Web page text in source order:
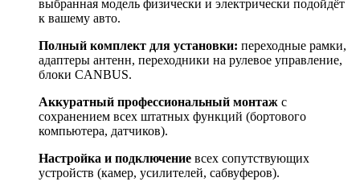
выбранная модель физически и электрически подойдёт
к вашему авто.
Полный комплект для установки: переходные рамки,
адаптеры антенн, переходники на рулевое управление,
блоки CANBUS.
Аккуратный профессиональный монтаж с
сохранением всех штатных функций (бортового
компьютера, датчиков).
Настройка и подключение всех сопутствующих
устройств (камер, усилителей, сабвуферов).